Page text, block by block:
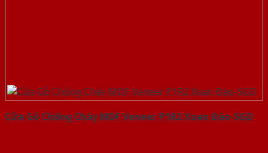
Cửa Gỗ Chống Cháy MDF Veneer P1R2 Xoan Đào-SGD